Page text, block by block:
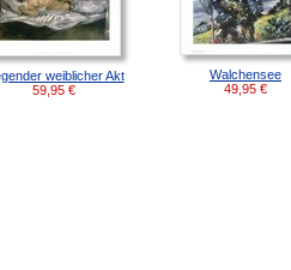
weiblicher Akt
59,95 €
Walchensee
49,95 €